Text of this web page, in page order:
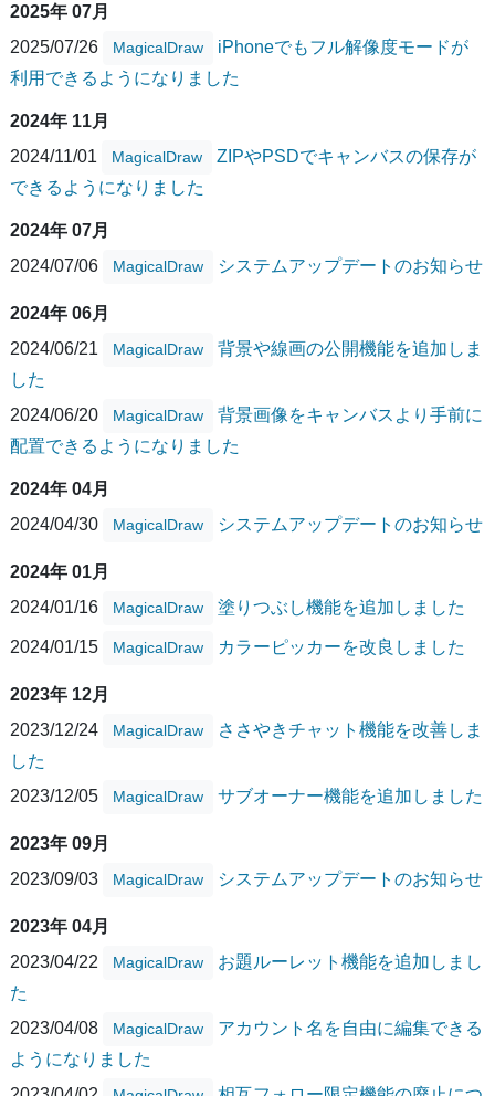
2025年 07月
2025/07/26
MagicalDraw
iPhoneでもフル解像度モードが
利用できるようになりました
2024年 11月
2024/11/01
MagicalDraw
ZIPやPSDでキャンバスの保存が
できるようになりました
2024年 07月
2024/07/06
MagicalDraw システムアップデートのお知らせ
2024年 06月
2024/06/21
MagicalDraw
背景や線画の公開機能を追加しま
した
2024/06/20
MagicalDraw
背景画像をキャンバスより手前に
配置できるようになりました
2024年 04月
2024/04/30
MagicalDraw システムアップデートのお知らせ
2024年 01月
2024/01/16
MagicalDraw 塗りつぶし機能を追加しました
2024/01/15 MagicalDraw カラーピッカーを改良しました
2023年 12月
2023/12/24
MagicalDraw
ささやきチャット機能を改善しま
した
2023/12/05
MagicalDraw サブオーナー機能を追加しました
2023年 09月
2023/09/03
MagicalDraw システムアップデートのお知らせ
2023年 04月
2023/04/22
MagicalDraw
お題ルーレット機能を追加しまし
た
2023/04/08
MagicalDraw
アカウント名を自由に編集できる
ようになりました